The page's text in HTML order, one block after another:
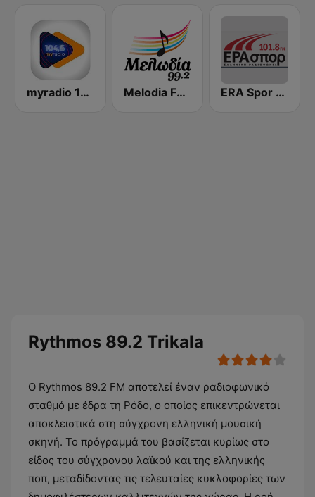
myradio 104.6 FM Melodia FM (Μελωδία 99.2) ERA Spor - ΕΡΑΣΠΟΡ
Rythmos 89.2 Trikala
Ο Rythmos 89.2 FM αποτελεί έναν ραδιοφωνικό
σταθμό με έδρα τη Ρόδο, ο οποίος επικεντρώνεται
αποκλειστικά στη σύγχρονη ελληνική μουσική
σκηνή. Το πρόγραμμά του βασίζεται κυρίως στο
είδος του σύγχρονου λαϊκού και της ελληνικής
ποπ, μεταδίδοντας τις τελευταίες κυκλοφορίες των